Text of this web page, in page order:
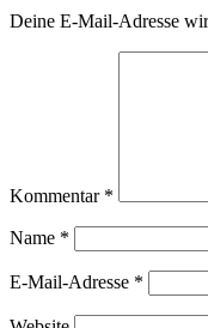
Deine E-Mail-Adresse
Kommentar *
Name *
E-Mail-Adresse *